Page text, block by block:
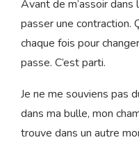
On va pouvoir
souhaite mettre au
rapidement un cathéter,
pourrait être dangereuse
Avant de m’assoir
passer une contraction.
chaque fois pour